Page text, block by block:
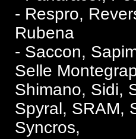
- Respro,
Rubena
- Saccon,
Selle
Shimano, Sidi,
Spyral, SRAM,
Syncros,